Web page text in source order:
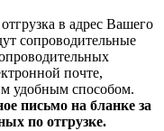
в адрес Вашего
сопроводительные
почте,
удобным способом.
письмо на бланке за
по отгрузке.